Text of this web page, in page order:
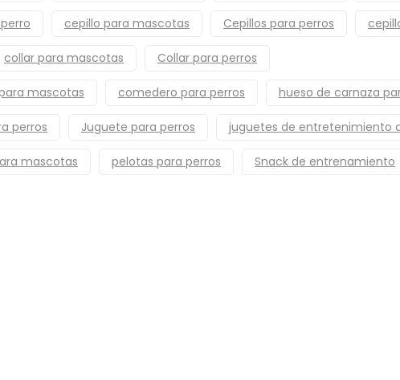
cepillo para mascotas Cepillos para perros
collar para mascotas Collar para perros
mascotas comedero para perros hueso de carnaza
perros Juguete para perros juguetes de entretenimiento
mascotas pelotas para perros Snack de entrenamiento